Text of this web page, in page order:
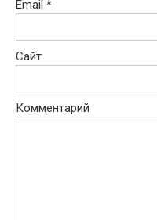
Email *
Сайт
Комментарий